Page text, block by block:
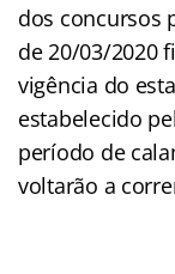
dos concursos
de 20/03/2020
vigência do
estabelecido
período de
voltarão a